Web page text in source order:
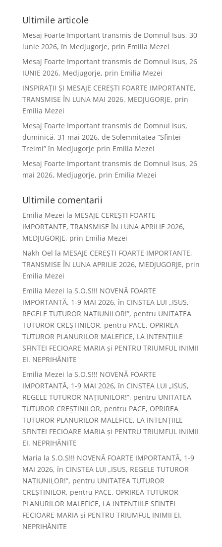
Ultimile articole
Mesaj Foarte Important transmis de Domnul Isus, 30
iunie 2026, în Medjugorje, prin Emilia Mezei
Mesaj Foarte Important transmis de Domnul Isus, 26
IUNIE 2026, Medjugorje, prin Emilia Mezei
INSPIRAȚII ȘI MESAJE CEREȘTI FOARTE IMPORTANTE,
TRANSMISE ÎN LUNA MAI 2026, MEDJUGORJE, prin
Emilia Mezei
Mesaj Foarte Important transmis de Domnul Isus,
duminică, 31 mai 2026, de Solemnitatea ”Sfintei
Treimi” în Medjugorje prin Emilia Mezei
Mesaj Foarte Important transmis de Domnul Isus, 26
mai 2026, Medjugorje, prin Emilia Mezei
Ultimile comentarii
Emilia Mezei la MESAJE CEREȘTI FOARTE
IMPORTANTE, TRANSMISE ÎN LUNA APRILIE 2026,
MEDJUGORJE, prin Emilia Mezei
Nakh Oel la MESAJE CEREȘTI FOARTE IMPORTANTE,
TRANSMISE ÎN LUNA APRILIE 2026, MEDJUGORJE, prin
Emilia Mezei
Emilia Mezei la S.O.S!!! NOVENĂ FOARTE
IMPORTANTĂ, 1-9 MAI 2026, în CINSTEA LUI „ISUS,
REGELE TUTUROR NAȚIUNILOR!”, pentru UNITATEA
TUTUROR CREȘTINILOR, pentru PACE, OPRIREA
TUTUROR PLANURILOR MALEFICE, LA INTENȚIILE
SFINTEI FECIOARE MARIA și PENTRU TRIUMFUL INIMII
EI. NEPRIHĂNITE
Emilia Mezei la S.O.S!!! NOVENĂ FOARTE
IMPORTANTĂ, 1-9 MAI 2026, în CINSTEA LUI „ISUS,
REGELE TUTUROR NAȚIUNILOR!”, pentru UNITATEA
TUTUROR CREȘTINILOR, pentru PACE, OPRIREA
TUTUROR PLANURILOR MALEFICE, LA INTENȚIILE
SFINTEI FECIOARE MARIA și PENTRU TRIUMFUL INIMII
EI. NEPRIHĂNITE
Maria la S.O.S!!! NOVENĂ FOARTE IMPORTANTĂ, 1-9
MAI 2026, în CINSTEA LUI „ISUS, REGELE TUTUROR
NAȚIUNILOR!”, pentru UNITATEA TUTUROR
CREȘTINILOR, pentru PACE, OPRIREA TUTUROR
PLANURILOR MALEFICE, LA INTENȚIILE SFINTEI
FECIOARE MARIA și PENTRU TRIUMFUL INIMII EI.
NEPRIHĂNITE